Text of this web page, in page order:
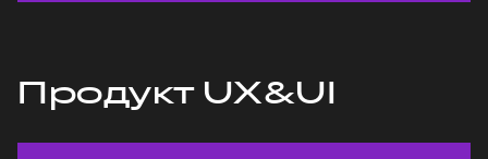
Продукт UX&UI